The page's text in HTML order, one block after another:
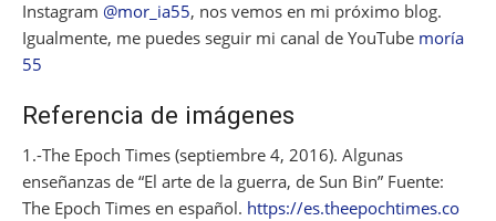
Instagram @mor_ia55, nos vemos en mi próximo blog.
Igualmente, me puedes seguir mi canal de YouTube moría
55
Referencia de imágenes
1.-The Epoch Times (septiembre 4, 2016). Algunas
enseñanzas de “El arte de la guerra, de Sun Bin” Fuente:
The Epoch Times en español. https://es.theepochtimes.co